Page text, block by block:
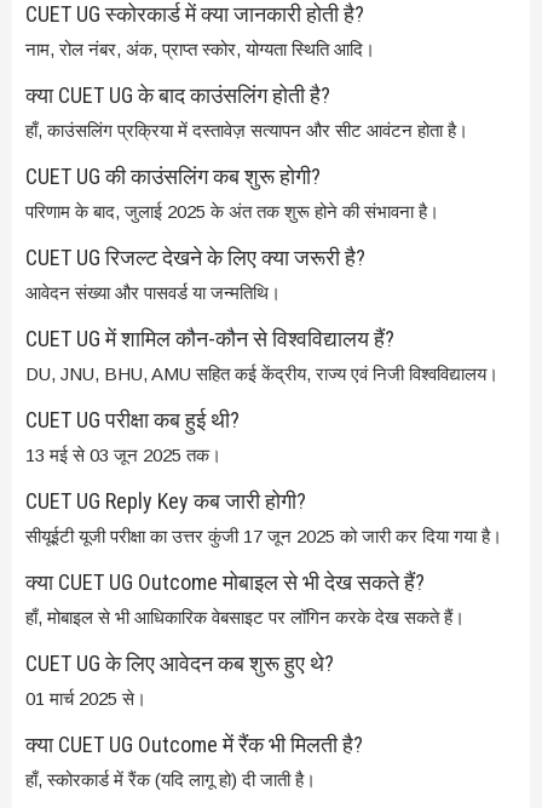
CUET UG स्कोरकार्ड में क्या जानकारी होती है?
नाम, रोल नंबर, अंक, प्राप्त स्कोर, योग्यता स्थिति आदि।
क्या CUET UG के बाद काउंसलिंग होती है?
हाँ, काउंसलिंग प्रक्रिया में दस्तावेज़ सत्यापन और सीट आवंटन होता है।
CUET UG की काउंसलिंग कब शुरू होगी?
परिणाम के बाद, जुलाई 2025 के अंत तक शुरू होने की संभावना है।
CUET UG रिजल्ट देखने के लिए क्या जरूरी है?
आवेदन संख्या और पासवर्ड या जन्मतिथि।
CUET UG में शामिल कौन-कौन से विश्वविद्यालय हैं?
DU, JNU, BHU, AMU सहित कई केंद्रीय, राज्य एवं निजी विश्वविद्यालय।
CUET UG परीक्षा कब हुई थी?
13 मई से 03 जून 2025 तक।
CUET UG Reply Key कब जारी होगी?
सीयूईटी यूजी परीक्षा का उत्तर कुंजी 17 जून 2025 को जारी कर दिया गया है।
क्या CUET UG Outcome मोबाइल से भी देख सकते हैं?
हाँ, मोबाइल से भी आधिकारिक वेबसाइट पर लॉगिन करके देख सकते हैं।
CUET UG के लिए आवेदन कब शुरू हुए थे?
01 मार्च 2025 से।
क्या CUET UG Outcome में रैंक भी मिलती है?
हाँ, स्कोरकार्ड में रैंक (यदि लागू हो) दी जाती है।